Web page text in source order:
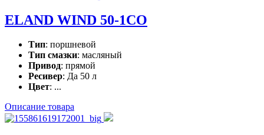
ELAND WIND 50-1CO
Тип: поршневой
Тип смазки: масляный
Привод: прямой
Ресивер: Да 50 л
Цвет: ...
Описание товара